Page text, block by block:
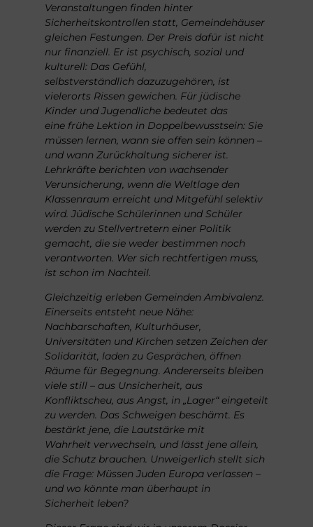
Veranstaltungen finden hinter
Sicherheitskontrollen statt, Gemeindehäuser
gleichen Festungen. Der Preis dafür ist nicht
nur finanziell. Er ist psychisch, sozial und
kulturell: Das Gefühl,
selbstverständlich dazuzugehören, ist
vielerorts Rissen gewichen. Für jüdische
Kinder und Jugendliche bedeutet das
eine frühe Lektion in Doppelbewusstsein: Sie
müssen lernen, wann sie offen sein können –
und wann Zurückhaltung sicherer ist.
Lehrkräfte berichten von wachsender
Verunsicherung, wenn die Weltlage den
Klassenraum erreicht und Mitgefühl selektiv
wird. Jüdische Schülerinnen und Schüler
werden zu Stellvertretern einer Politik
gemacht, die sie weder bestimmen noch
verantworten. Wer sich rechtfertigen muss,
ist schon im Nachteil.
Gleichzeitig erleben Gemeinden Ambivalenz.
Einerseits entsteht neue Nähe:
Nachbarschaften, Kulturhäuser,
Universitäten und Kirchen setzen Zeichen der
Solidarität, laden zu Gesprächen, öffnen
Räume für Begegnung. Andererseits bleiben
viele still – aus Unsicherheit, aus
Konfliktscheu, aus Angst, in „Lager“ eingeteilt
zu werden. Das Schweigen beschämt. Es
bestärkt jene, die Lautstärke mit
Wahrheit verwechseln, und lässt jene allein,
die Schutz brauchen. Unweigerlich stellt sich
die Frage: Müssen Juden Europa verlassen –
und wo könnte man überhaupt in
Sicherheit leben?